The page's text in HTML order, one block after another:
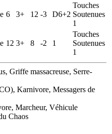
6 3+ 12 -3 D6+2
Touches
Soutenues
1
12 3+ 8 -2 1
Touches
Soutenues
1
Griffe massacreuse, Serre-
Karnivore, Messagers de
Marcheur, Véhicule
Chaos